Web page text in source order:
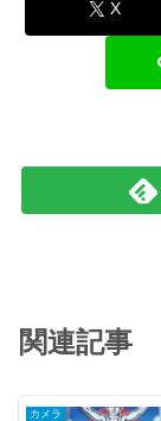
X
関連記事
カメラ